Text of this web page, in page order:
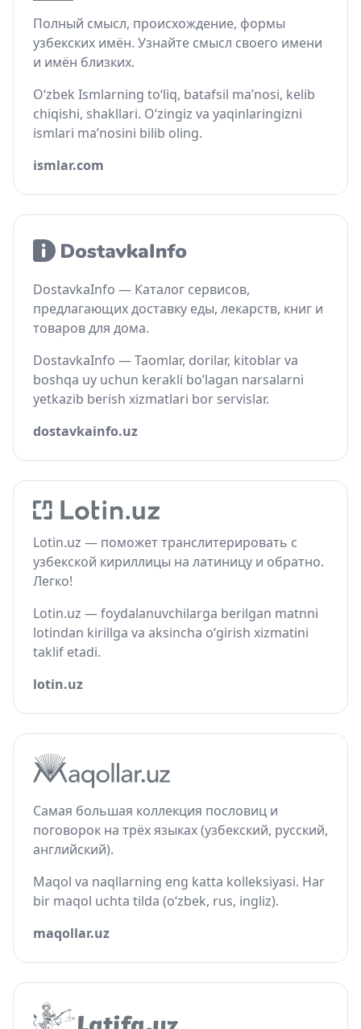
Полный смысл, происхождение, формы
узбекских имён. Узнайте смысл своего имени
и имён близких.
O‘zbek Ismlarning to‘liq, batafsil ma’nosi, kelib
chiqishi, shakllari. O‘zingiz va yaqinlaringizni
ismlari ma’nosini bilib oling.
ismlar.com
DostavkaInfo — Каталог сервисов,
предлагающих доставку еды, лекарств, книг и
товаров для дома.
DostavkaInfo — Taomlar, dorilar, kitoblar va
boshqa uy uchun kerakli bo‘lagan narsalarni
yetkazib berish xizmatlari bor servislar.
dostavkainfo.uz
Lotin.uz — поможет транслитерировать с
узбекской кириллицы на латиницу и обратно.
Легко!
Lotin.uz — foydalanuvchilarga berilgan matnni
lotindan kirillga va aksincha o‘girish xizmatini
taklif etadi.
lotin.uz
Самая большая коллекция пословиц и
поговорок на трёх языках (узбекский, русский,
английский).
Maqol va naqllarning eng katta kolleksiyasi. Har
bir maqol uchta tilda (o‘zbek, rus, ingliz).
maqollar.uz